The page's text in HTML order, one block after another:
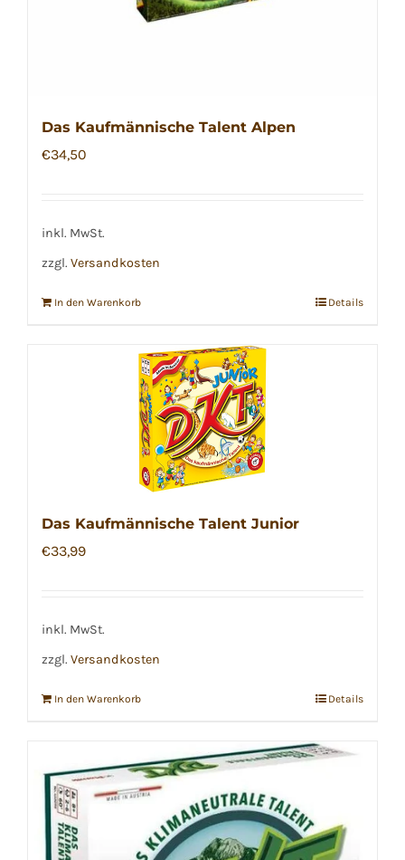
Das Kaufmännische Talent Alpen
€34,50
inkl. MwSt.
zzgl. Versandkosten
In den Warenkorb Details
Das Kaufmännische Talent Junior
€33,99
inkl. MwSt.
zzgl. Versandkosten
In den Warenkorb Details